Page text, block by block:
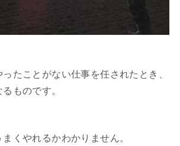
たことがない仕事を任されたとき、
ものです。
くやれるかわかりません。